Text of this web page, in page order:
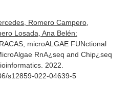
Romero Campero,
Losada, Ana Belén:
microALGAE FUNctional
RnA¿seq and Chip¿seq
. 2022.
s12859-022-04639-5